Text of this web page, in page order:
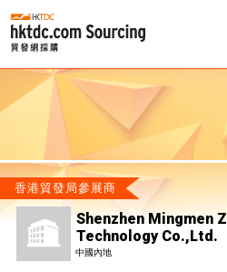
香港貿發局參展商
Shenzhen Mingmen
Technology Co.,Ltd.
中國內地